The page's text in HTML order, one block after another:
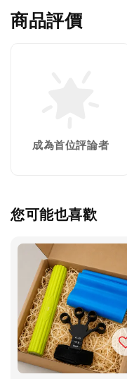
商品評價
成為首位評論者
您可能也喜歡